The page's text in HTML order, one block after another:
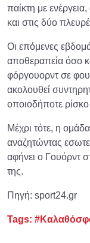
παίκτη με
και στις δύο
Οι επόμενες
αποθεραπεία όσο
φόργουορντ σε
ακολουθεί
οποιοδήποτε
Μέχρι τότε, η
αναζητώντας
αφήνει ο Γουόρντ
της.
Πηγή: sport24.gr
Tags: